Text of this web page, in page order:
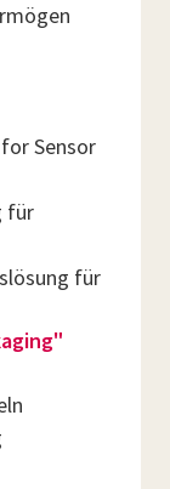
Sensor
für
für